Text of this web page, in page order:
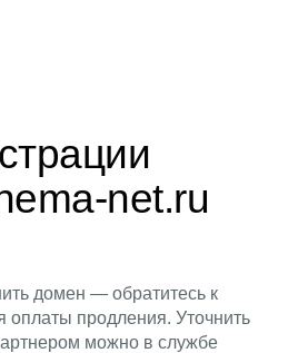
net.ru
домен — обратитесь к
оплаты продления. Уточнить
можно в службе